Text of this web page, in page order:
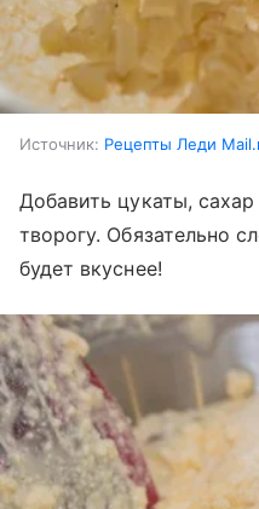
Источник: Рецепты Леди
Добавить цукаты,
творогу. Обязательно
будет вкуснее!